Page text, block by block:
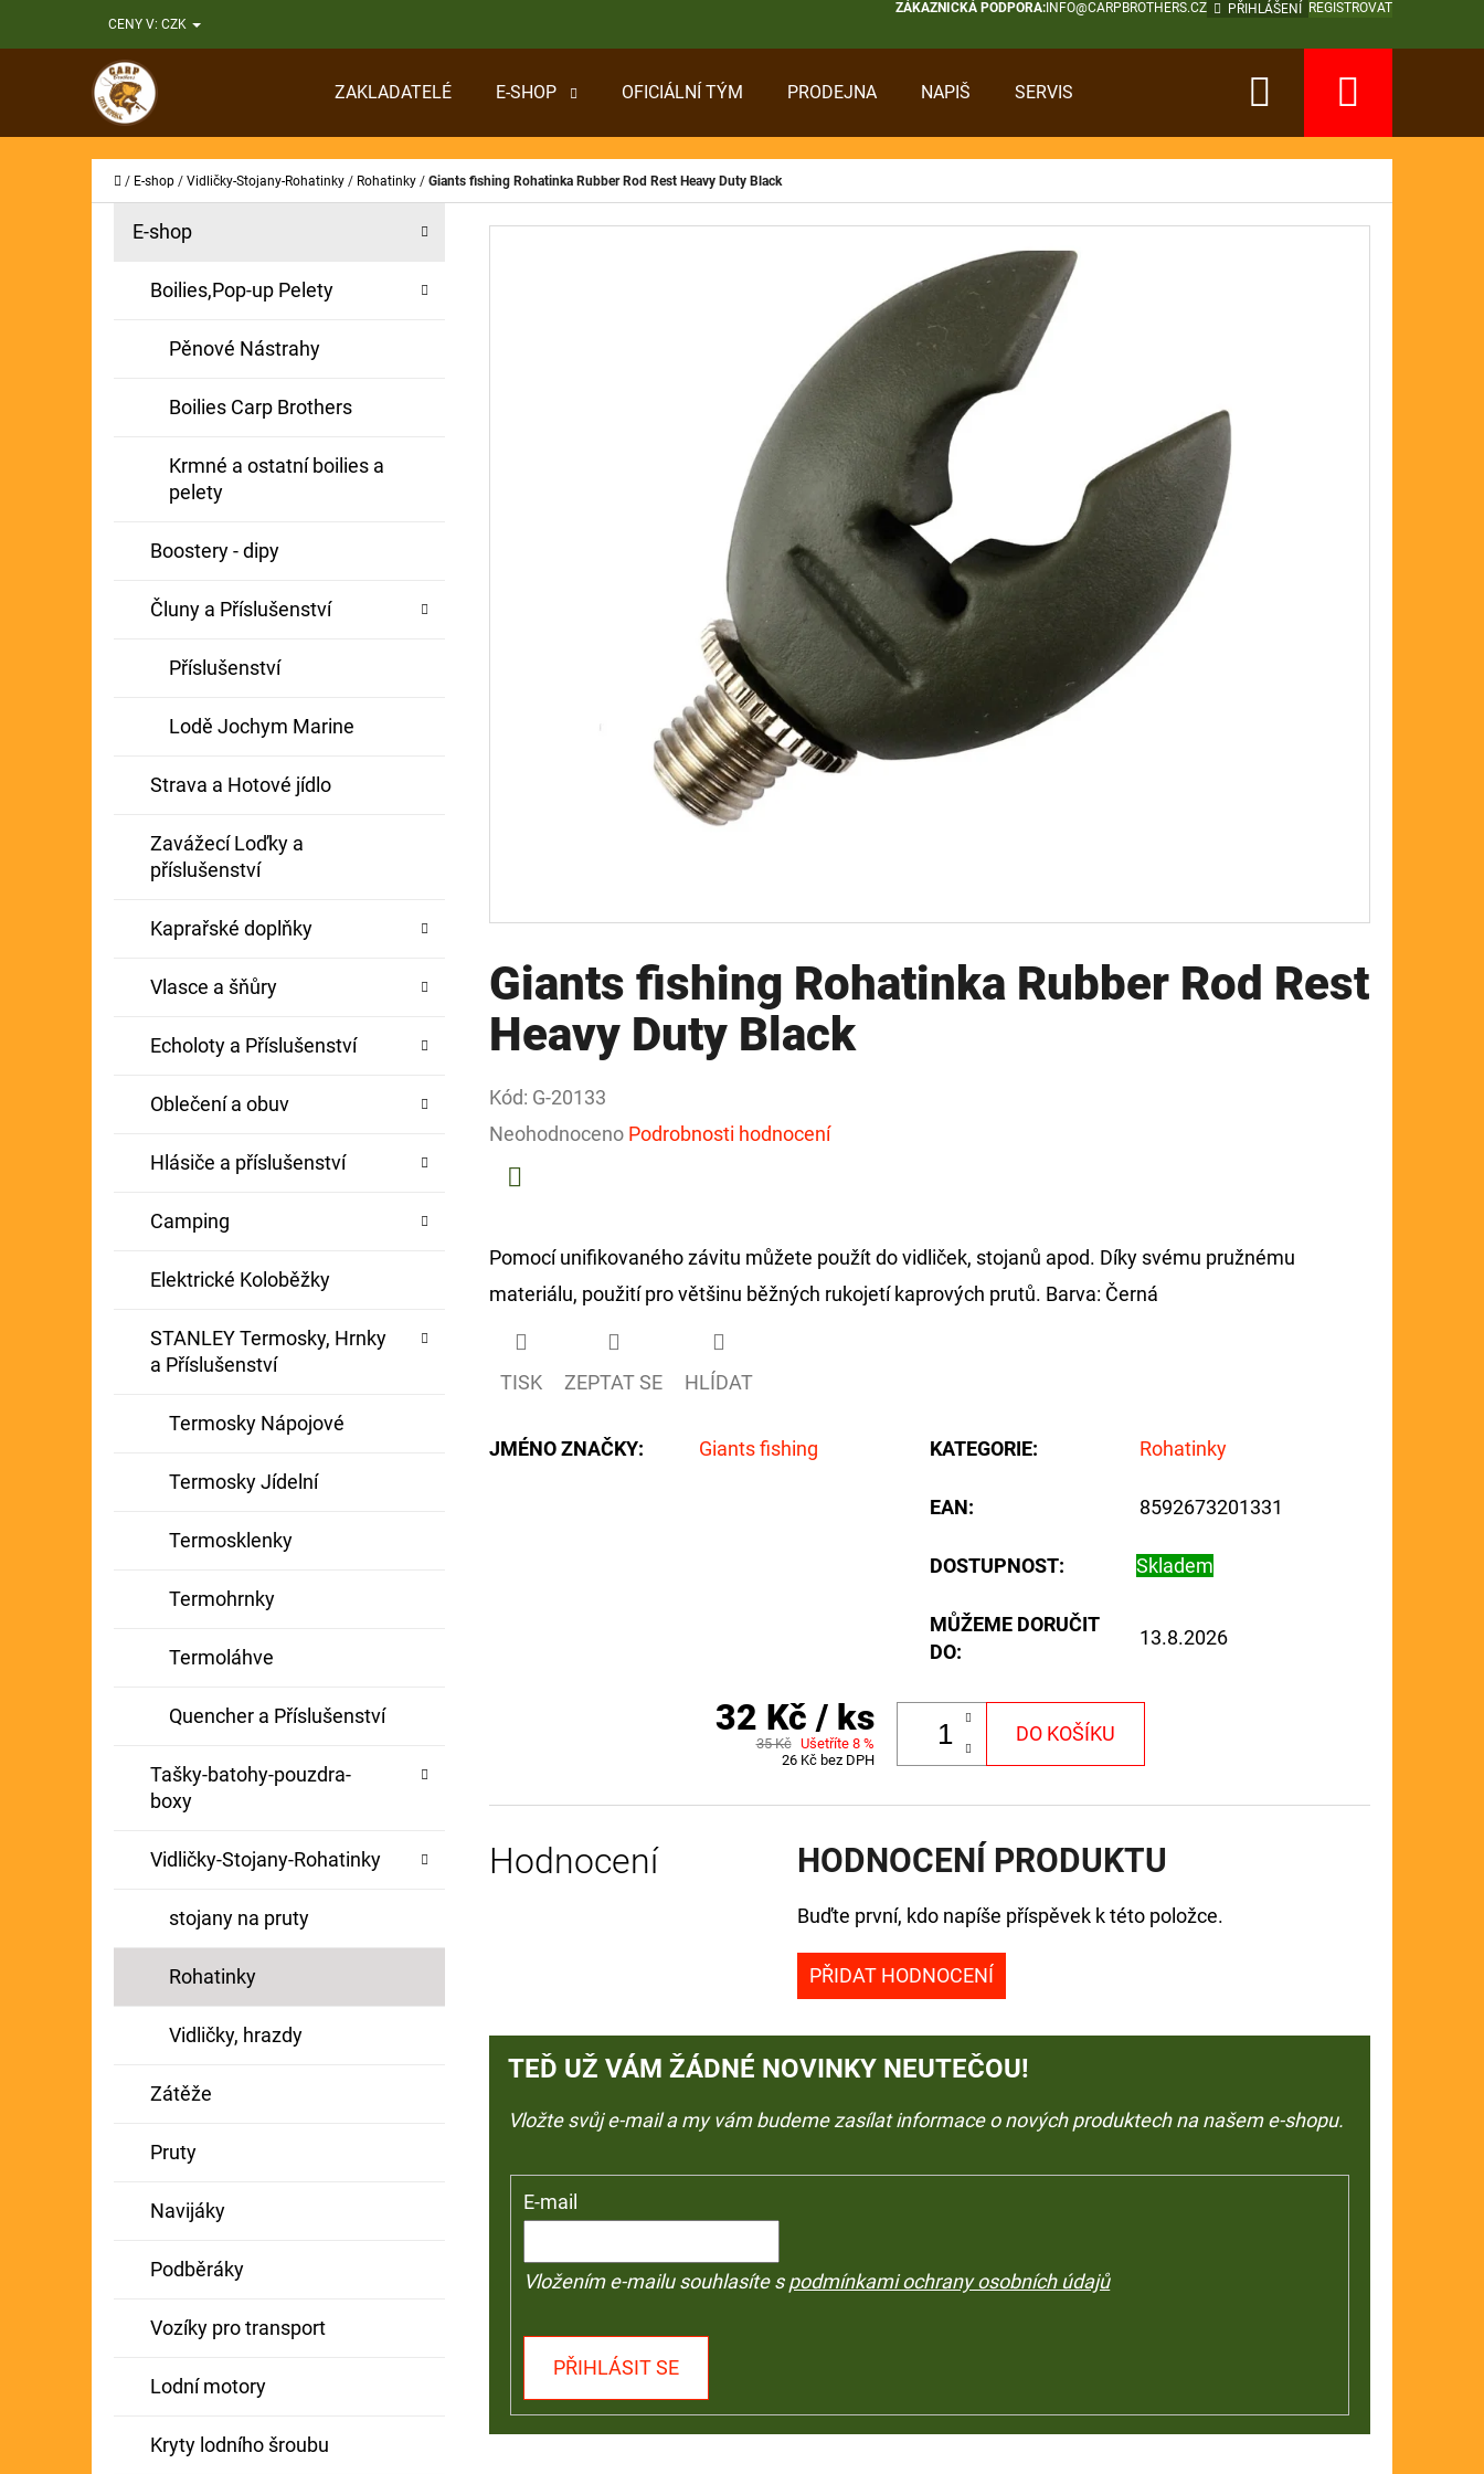
na
CENY V: CZK
ZÁKAZNICKÁ PODPORA:INFO@CARPBROTHERS.CZ PŘIHLÁŠENÍ REGISTROVAT
ZAKLADATELÉ E-SHOP OFICIÁLNÍ TÝM PRODEJNA NAPIŠ SERVIS Hledat
Domů
/ E-shop / Vidličky-Stojany-Rohatinky / Rohatinky / Giants fishing Rohatinka Rubber Rod Rest Heavy Duty Black
Přeskočit
E-shop
Boilies,Pop-up Pelety
Pěnové Nástrahy
Boilies Carp Brothers
Krmné a ostatní boilies a
pelety
Boostery - dipy
Čluny a Příslušenství
Příslušenství
Lodě Jochym Marine
Strava a Hotové jídlo
Zavážecí Loďky a
příslušenství
Kaprařské doplňky
Vlasce a šňůry
Echoloty a Příslušenství
Oblečení a obuv
Hlásiče a příslušenství
Camping
Elektrické Koloběžky
STANLEY Termosky, Hrnky
a Příslušenství
Termosky Nápojové
Termosky Jídelní
Termosklenky
Termohrnky
Termoláhve
Quencher a Příslušenství
Tašky-batohy-pouzdra-
boxy
Vidličky-Stojany-Rohatinky
stojany na pruty
Rohatinky
Vidličky, hrazdy
Zátěže
Pruty
Navijáky
Podběráky
Vozíky pro transport
Lodní motory
Kryty lodního šroubu
Giants fishing Rohatinka Rubber Rod Rest
Heavy Duty Black
Kód: G-20133
Průměrné
hodnocení
hvězdiček.
Neohodnoceno Podrobnosti hodnocení
Pomocí unifikovaného závitu můžete použít do vidliček, stojanů apod. Díky svému pružnému
materiálu, použití pro většinu běžných rukojetí kaprových prutů. Barva: Černá
TISK ZEPTAT SE HLÍDAT
JMÉNO ZNAČKY: Giants fishing KATEGORIE: Rohatinky
EAN: 8592673201331
DOSTUPNOST: Skladem
MŮŽEME DORUČIT
DO:
13.8.2026
32 Kč / ks
35 Kč Ušetříte 8 %
26 Kč bez DPH
DO KOŠÍKU
Hodnocení HODNOCENÍ PRODUKTU
Buďte první, kdo napíše příspěvek k této položce.
PŘIDAT HODNOCENÍ
TEĎ UŽ VÁM ŽÁDNÉ NOVINKY NEUTEČOU!
Vložte svůj e-mail a my vám budeme zasílat informace o nových produktech na našem e-shopu.
E-mail
Vložením e-mailu souhlasíte spodmínkami ochrany osobních údajů
PŘIHLÁSIT SE
O
Í
Zpět
do
obchodu
Zpět
do
obchodu
CO POTŘEBUJETE NAJÍT?
HLEDAT
BOILIE RIG PLUS 25LB
Původně: 79 Kč
FOX CARP SUB FLOAT
202 Kč
225 Kč